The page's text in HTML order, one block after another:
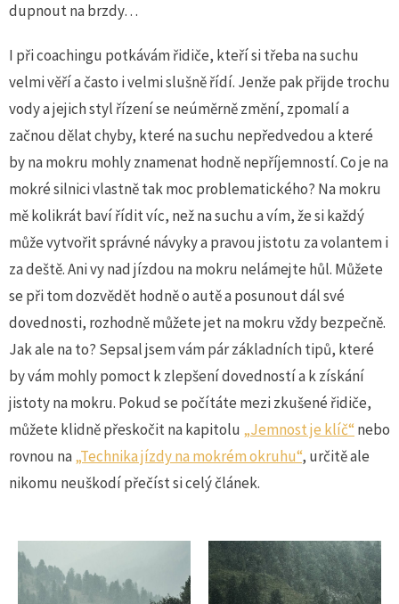
dupnout na brzdy…
I při coachingu potkávám řidiče, kteří si třeba na suchu
velmi věří a často i velmi slušně řídí. Jenže pak přijde trochu
vody a jejich styl řízení se neúměrně změní, zpomalí a
začnou dělat chyby, které na suchu nepředvedou a které
by na mokru mohly znamenat hodně nepříjemností. Co je na
mokré silnici vlastně tak moc problematického? Na mokru
mě kolikrát baví řídit víc, než na suchu a vím, že si každý
může vytvořit správné návyky a pravou jistotu za volantem i
za deště. Ani vy nad jízdou na mokru nelámejte hůl. Můžete
se při tom dozvědět hodně o autě a posunout dál své
dovednosti, rozhodně můžete jet na mokru vždy bezpečně.
Jak ale na to? Sepsal jsem vám pár základních tipů, které
by vám mohly pomoct k zlepšení dovedností a k získání
jistoty na mokru. Pokud se počítáte mezi zkušené řidiče,
můžete klidně přeskočit na kapitolu „Jemnost je klíč“nebo
rovnou na„Technika jízdy na mokrém okruhu“, určitě ale
nikomu neuškodí přečíst si celý článek.